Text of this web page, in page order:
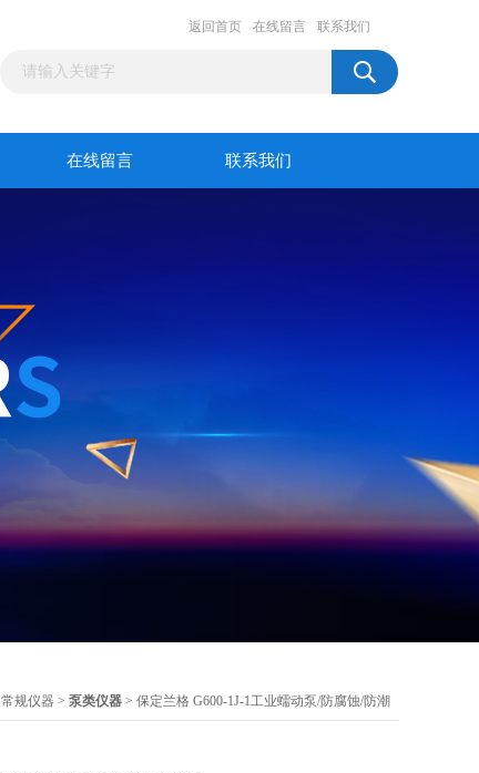
返回首页 在线留言 联系我们
在线留言 联系我们
常规仪器 > 泵类仪器 > 保定兰格 G600-1J-1工业蠕动泵/防腐蚀/防潮